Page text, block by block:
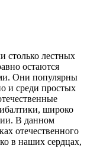
столько лестных
остаются
Они популярны
и среди простых
широко
В данном
отечественного
в наших сердцах,